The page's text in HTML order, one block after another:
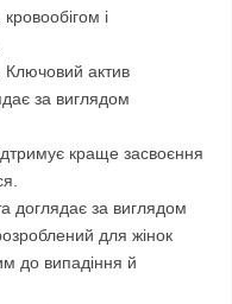
і
Ключовий актив
за виглядом
краще засвоєння
доглядає за виглядом
для жінок
до випадіння й